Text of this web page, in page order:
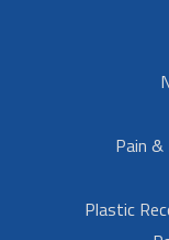
Pain
Plastic